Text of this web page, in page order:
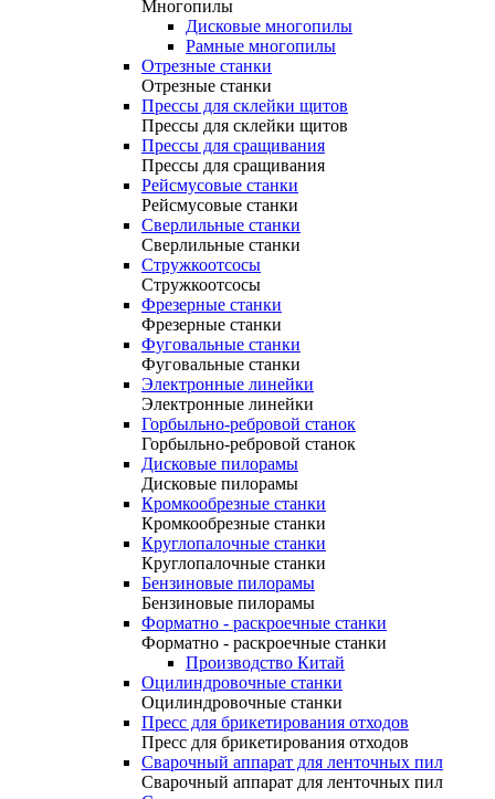
Многопилы
Дисковые многопилы
Рамные многопилы
Отрезные станки
Отрезные станки
Прессы для склейки щитов
Прессы для склейки щитов
Прессы для сращивания
Прессы для сращивания
Рейсмусовые станки
Рейсмусовые станки
Сверлильные станки
Сверлильные станки
Стружкоотсосы
Стружкоотсосы
Фрезерные станки
Фрезерные станки
Фуговальные станки
Фуговальные станки
Электронные линейки
Электронные линейки
Горбыльно-ребровой станок
Горбыльно-ребровой станок
Дисковые пилорамы
Дисковые пилорамы
Кромкообрезные станки
Кромкообрезные станки
Круглопалочные станки
Круглопалочные станки
Бензиновые пилорамы
Бензиновые пилорамы
Форматно - раскроечные станки
Форматно - раскроечные станки
Производство Китай
Оцилиндровочные станки
Оцилиндровочные станки
Пресс для брикетирования отходов
Пресс для брикетирования отходов
Сварочный аппарат для ленточных пил
Сварочный аппарат для ленточных пил